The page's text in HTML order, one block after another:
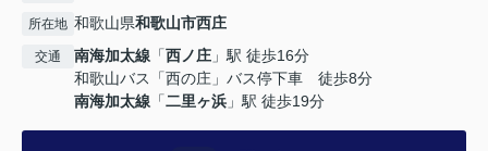
所在地 和歌山県和歌山市西庄
交通 南海加太線 「西ノ庄 」駅 徒歩16分
和歌山バス「西の庄」バス停下車 徒歩8分
南海加太線 「二里ヶ浜 」駅 徒歩19分